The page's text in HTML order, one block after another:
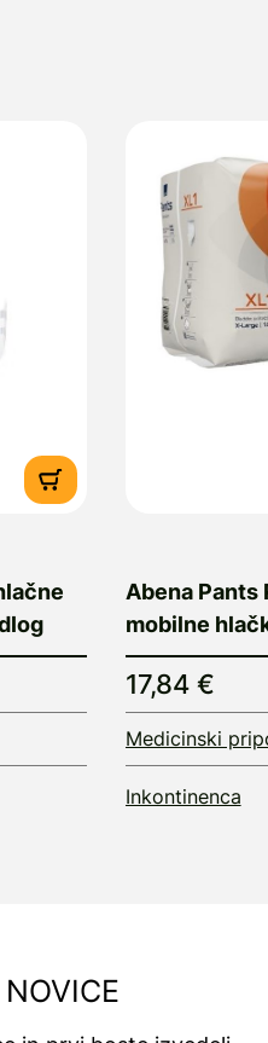
Abena Pants
mobilne
17,84 €
Medicinski
Inkontinenca